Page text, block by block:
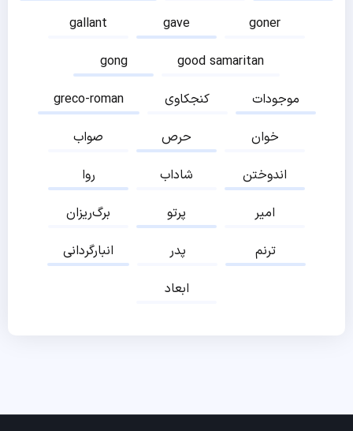
gallant
gave
goner
gong
good samaritan
greco-roman
کنجکاوی
موجودات
صواب
حرص
خوان
روا
شاداب
اندوختن
برگ‌ریزان
پرتو
امیر
انبارگردانی
پدر
ترنم
ابعاد